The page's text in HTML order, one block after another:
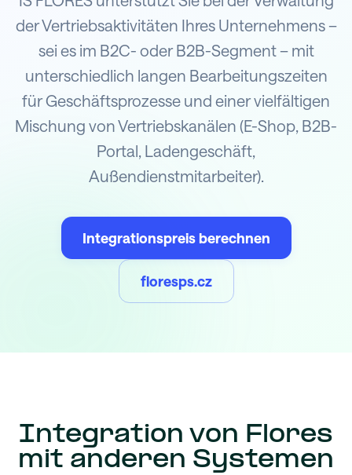
der Vertriebsaktivitäten Ihres Unternehmens –
sei es im B2C- oder B2B-Segment – mit
unterschiedlich langen Bearbeitungszeiten
für Geschäftsprozesse und einer vielfältigen
Mischung von Vertriebskanälen (E-Shop, B2B-
Portal, Ladengeschäft,
Außendienstmitarbeiter).
Integrationspreis berechnen
floresps.cz
Integration von Flores
mit anderen Systemen